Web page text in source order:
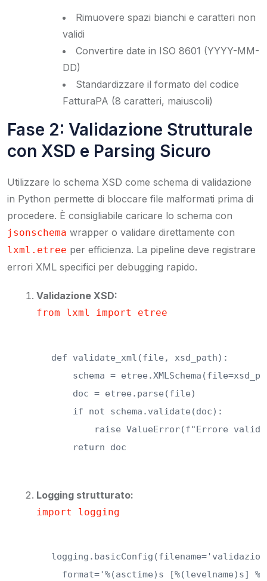
Rimuovere spazi bianchi e caratteri non
validi
Convertire date in ISO 8601 (YYYY-MM-
DD)
Standardizzare il formato del codice
FatturaPA (8 caratteri, maiuscoli)
Fase 2: Validazione Strutturale
con XSD e Parsing Sicuro
Utilizzare lo schema XSD come schema di validazione
in Python permette di bloccare file malformati prima di
procedere. È consigliabile caricare lo schema con
jsonschema wrapper o validare direttamente con
lxml.etree per efficienza. La pipeline deve registrare
errori XML specifici per debugging rapido.
Validazione XSD:
from lxml import etree
def validate_xml(file, xsd_path):
schema =
    doc = etree.parse(file)
    if not schema.validate(doc):
raise ValueError(f"Errore
    return doc
Logging strutturato:
import logging
format='%(asctime)s [%(levelname)s]